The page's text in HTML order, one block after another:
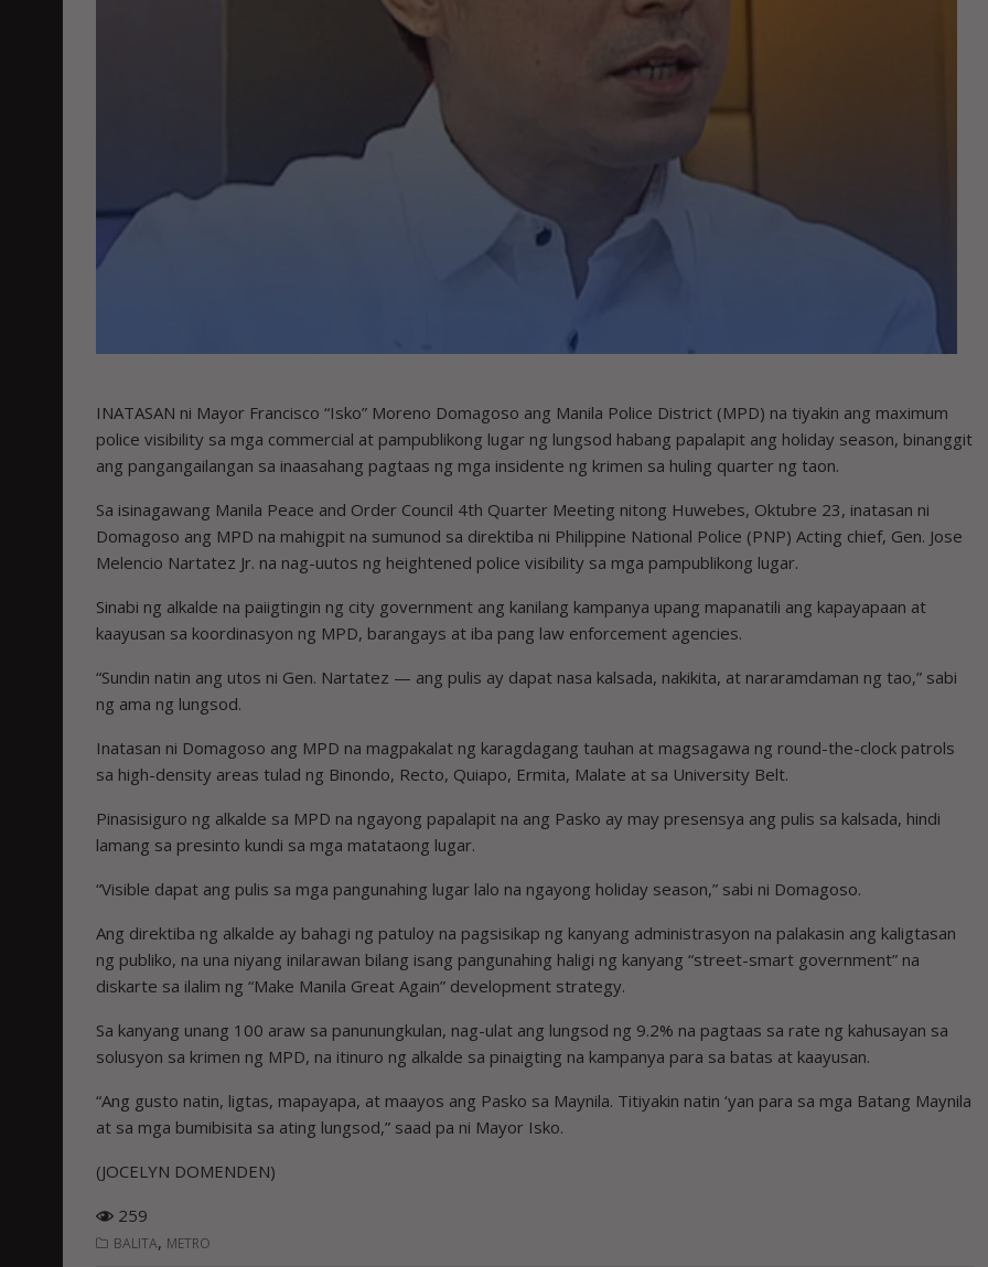
INATASAN ni Mayor Francisco “Isko” Moreno Domagoso ang Manila Police District (MPD) na tiyakin ang maximum
police visibility sa mga commercial at pampublikong lugar ng lungsod habang papalapit ang holiday season, binanggit
ang pangangailangan sa inaasahang pagtaas ng mga insidente ng krimen sa huling quarter ng taon.
Sa isinagawang Manila Peace and Order Council 4th Quarter Meeting nitong Huwebes, Oktubre 23, inatasan ni
Domagoso ang MPD na mahigpit na sumunod sa direktiba ni Philippine National Police (PNP) Acting chief, Gen. Jose
Melencio Nartatez Jr. na nag-uutos ng heightened police visibility sa mga pampublikong lugar.
Sinabi ng alkalde na paiigtingin ng city government ang kanilang kampanya upang mapanatili ang kapayapaan at
kaayusan sa koordinasyon ng MPD, barangays at iba pang law enforcement agencies.
“Sundin natin ang utos ni Gen. Nartatez — ang pulis ay dapat nasa kalsada, nakikita, at nararamdaman ng tao,” sabi
ng ama ng lungsod.
Inatasan ni Domagoso ang MPD na magpakalat ng karagdagang tauhan at magsagawa ng round-the-clock patrols
sa high-density areas tulad ng Binondo, Recto, Quiapo, Ermita, Malate at sa University Belt.
Pinasisiguro ng alkalde sa MPD na ngayong papalapit na ang Pasko ay may presensya ang pulis sa kalsada, hindi
lamang sa presinto kundi sa mga matataong lugar.
“Visible dapat ang pulis sa mga pangunahing lugar lalo na ngayong holiday season,” sabi ni Domagoso.
Ang direktiba ng alkalde ay bahagi ng patuloy na pagsisikap ng kanyang administrasyon na palakasin ang kaligtasan
ng publiko, na una niyang inilarawan bilang isang pangunahing haligi ng kanyang “street-smart government” na
diskarte sa ilalim ng “Make Manila Great Again” development strategy.
Sa kanyang unang 100 araw sa panunungkulan, nag-ulat ang lungsod ng 9.2% na pagtaas sa rate ng kahusayan sa
solusyon sa krimen ng MPD, na itinuro ng alkalde sa pinaigting na kampanya para sa batas at kaayusan.
“Ang gusto natin, ligtas, mapayapa, at maayos ang Pasko sa Maynila. Titiyakin natin ‘yan para sa mga Batang Maynila
at sa mga bumibisita sa ating lungsod,” saad pa ni Mayor Isko.
(JOCELYN DOMENDEN)
259
BALITA, METRO